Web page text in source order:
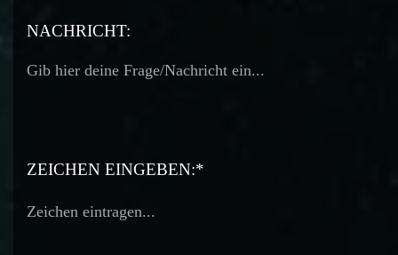
TELEFON:
NACHRICHT:
ZEICHEN EINGEBEN:*